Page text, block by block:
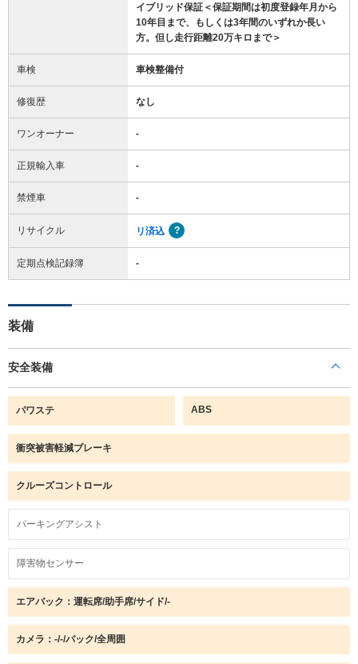
イブリッド保証＜保証期間は初度登録年月から
10年目まで、もしくは3年間のいずれか長い
方。但し走行距離20万キロまで＞
車検 車検整備付
修復歴 なし
ワンオーナー -
正規輸入車 -
禁煙車 -
リサイクル リ済込
定期点検記録簿 -
装備
安全装備
パワステ ABS
衝突被害軽減ブレーキ
クルーズコントロール
パーキングアシスト
障害物センサー
エアバック：運転席/助手席/サイド/-
カメラ：-/-/バック/全周囲